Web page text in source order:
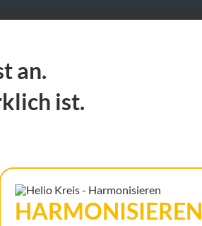
an.
ist.
HARMONI­SIEREN